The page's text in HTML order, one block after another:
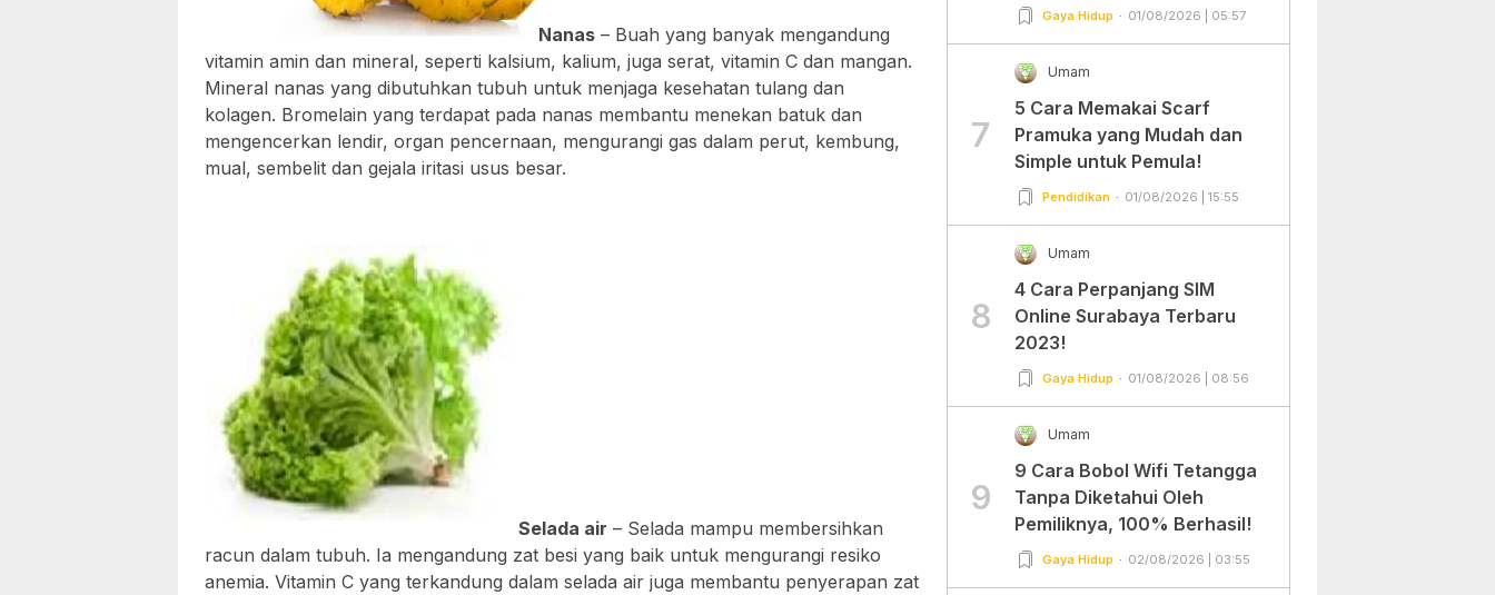
Nanas – Buah yang banyak mengandung
vitamin amin dan mineral, seperti kalsium, kalium, juga serat, vitamin C dan mangan.
Mineral nanas yang dibutuhkan tubuh untuk menjaga kesehatan tulang dan
kolagen. Bromelain yang terdapat pada nanas membantu menekan batuk dan
mengencerkan lendir, organ pencernaan, mengurangi gas dalam perut, kembung,
mual, sembelit dan gejala iritasi usus besar.
Selada air – Selada mampu membersihkan
racun dalam tubuh. Ia mengandung zat besi yang baik untuk mengurangi resiko
anemia. Vitamin C yang terkandung dalam selada air juga membantu penyerapan zat
Gaya Hidup 01/08/2026 | 05:57
7
Umam
5 Cara Memakai Scarf
Pramuka yang Mudah dan
Simple untuk Pemula!
Pendidikan 01/08/2026 | 15:55
8
Umam
4 Cara Perpanjang SIM
Online Surabaya Terbaru
2023!
Gaya Hidup 01/08/2026 | 08:56
9
Umam
9 Cara Bobol Wifi Tetangga
Tanpa Diketahui Oleh
Pemiliknya, 100% Berhasil!
Gaya Hidup 02/08/2026 | 03:55